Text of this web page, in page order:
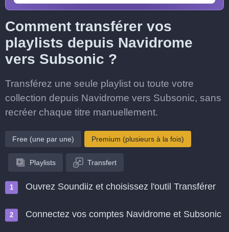
Comment transférer vos
playlists depuis Navidrome
vers Subsonic ?
Transférez une seule playlist ou toute votre
collection depuis Navidrome vers Subsonic, sans
recréer chaque titre manuellement.
Free (une par une) Premium (plusieurs à la fois)
Playlists Transfert
Ouvrez Soundiiz et choisissez l'outil Transférer
Connectez vos comptes Navidrome et Subsonic